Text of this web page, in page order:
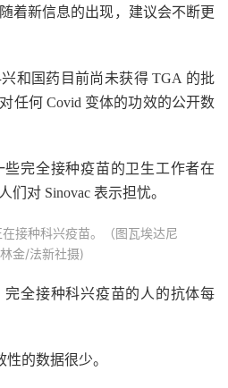
着新信息的出现，建议会不断更
和国药目前尚未获得 TGA 的批
任何 Covid 变体的功效的公开数
完全接种疫苗的卫生工作者在
们对 Sinovac 表示担忧。
接种科兴疫苗。（图瓦埃达尼
林金/法新社摄)
全接种科兴疫苗的人的抗体每
的数据很少。